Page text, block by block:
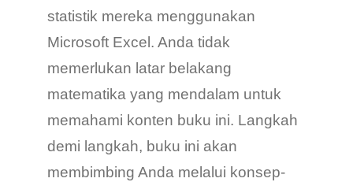
statistik mereka menggunakan
Microsoft Excel. Anda tidak
memerlukan latar belakang
matematika yang mendalam untuk
memahami konten buku ini. Langkah
demi langkah, buku ini akan
membimbing Anda melalui konsep-